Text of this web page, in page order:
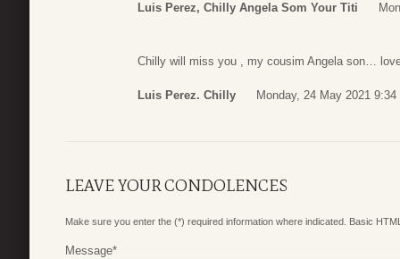
Luis Perez, Chilly Angela Som Your Titi
Chilly will miss you , my cousim Angela son…
Luis Perez. Chilly Monday, 24 May 2021 9:34
LEAVE YOUR CONDOLENCES
Make sure you enter the (*) required information where indicated. Basic
Message*